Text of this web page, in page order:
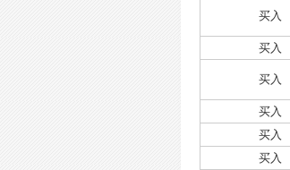
买入
买入
买入
买入
买入
买入